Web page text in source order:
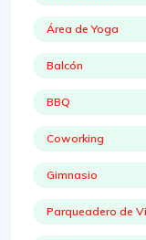
Área de Yoga
Balcón
BBQ
Coworking
Gimnasio
Parqueadero de